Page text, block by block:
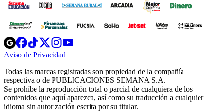
Opens
in
new
Opens
in
new
Opens
in
new
window
Opens
new
windowwindow
Aviso de Privacidad
new
window
Todas las marcas registradas son propiedad de la compañía
respectiva o de PUBLICACIONES SEMANA S.A.
Se prohíbe la reproducción total o parcial de cualquiera de los
contenidos que aquí aparezca, así como su traducción a cualquier
idioma sin autorización escrita por su titular.